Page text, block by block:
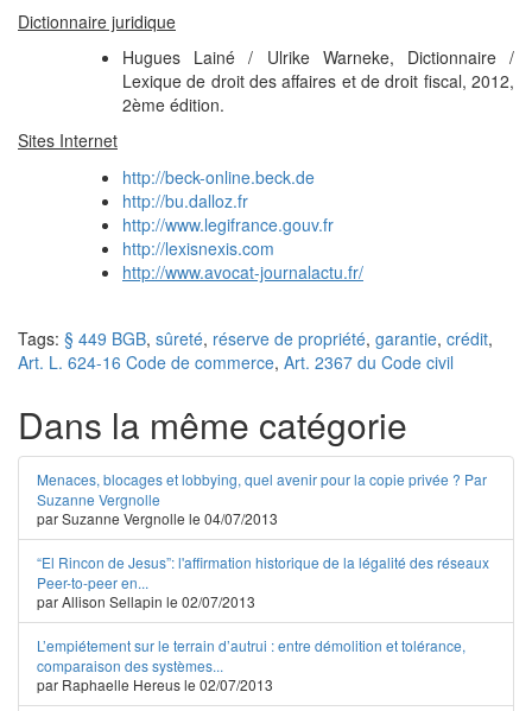
Dictionnaire juridique
Hugues Lainé / Ulrike Warneke, Dictionnaire /
Lexique de droit des affaires et de droit fiscal, 2012,
2ème édition.
Sites Internet
http://beck-online.beck.de
http://bu.dalloz.fr
http://www.legifrance.gouv.fr
http://lexisnexis.com
http://www.avocat-journalactu.fr/
Tags: § 449 BGB, sûreté, réserve de propriété, garantie, crédit,
Art. L. 624-16 Code de commerce, Art. 2367 du Code civil
Dans la même catégorie
Menaces, blocages et lobbying, quel avenir pour la copie privée ? Par
Suzanne Vergnolle
par Suzanne Vergnolle le 04/07/2013
“El Rincon de Jesus”: l'affirmation historique de la légalité des réseaux
Peer-to-peer en...
par Allison Sellapin le 02/07/2013
L’empiétement sur le terrain d’autrui : entre démolition et tolérance,
comparaison des systèmes...
par Raphaelle Hereus le 02/07/2013